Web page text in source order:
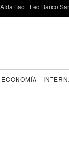
Aída Bao Fed Banco
ECONOMÍA